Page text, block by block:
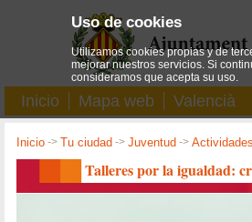
Inicio Mapa web Valencià
Inicio ->Tu ciudad ->Juventud ->
Talleres por la igualdad:
Uso de cookies
Utilizamos cookies propias y de
mejorar nuestros servicios. Si
consideramos que acepta su uso.